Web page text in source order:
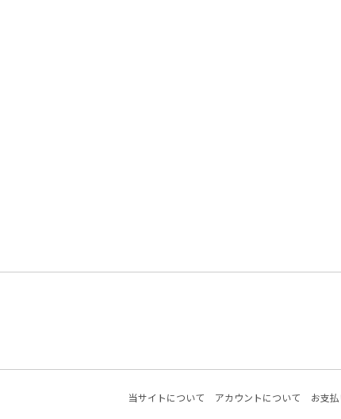
当サイトについて アカウントについて お支